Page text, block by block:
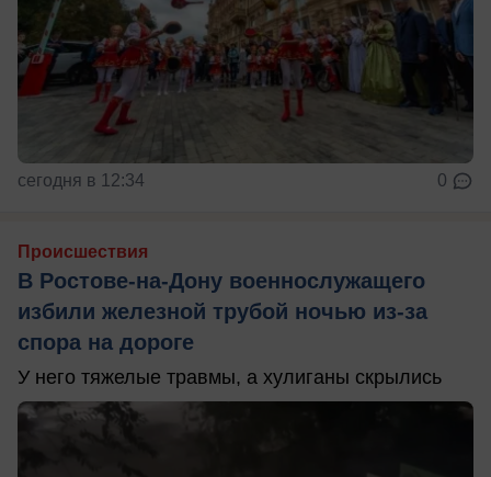
сегодня в 12:34 0
Происшествия
В Ростове-на-Дону военнослужащего
избили железной трубой ночью из-за
спора на дороге
У него тяжелые травмы, а хулиганы скрылись